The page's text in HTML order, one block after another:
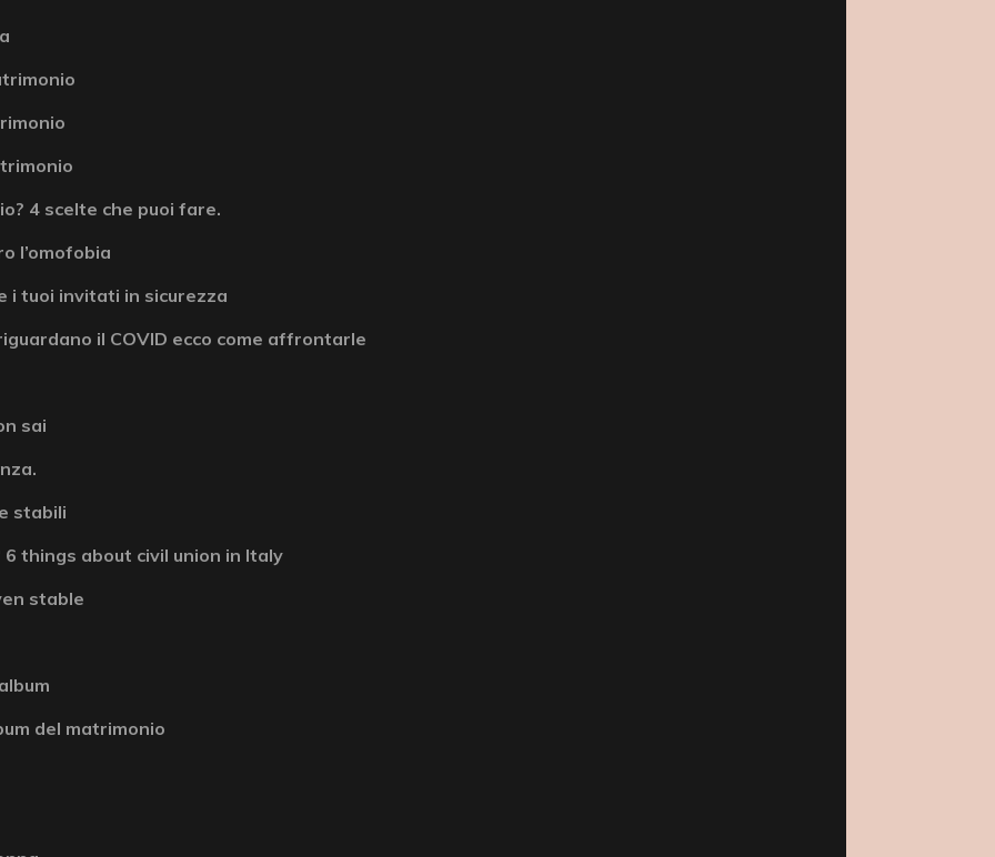
4 scelte che puoi fare.
l’omofobia
i tuoi invitati in sicurezza
il COVID ecco come affrontarle
sai
stabili
things about civil union in Italy
stable
del matrimonio